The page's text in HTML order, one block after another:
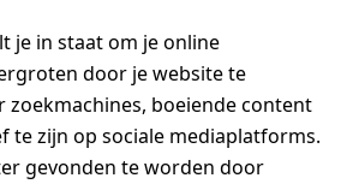
je in staat om je online
door je website te
zoekmachines, boeiende content
te zijn op sociale mediaplatforms.
gevonden te worden door